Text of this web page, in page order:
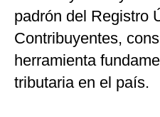
padrón del Registro
Contribuyentes,
herramienta
tributaria en el país.